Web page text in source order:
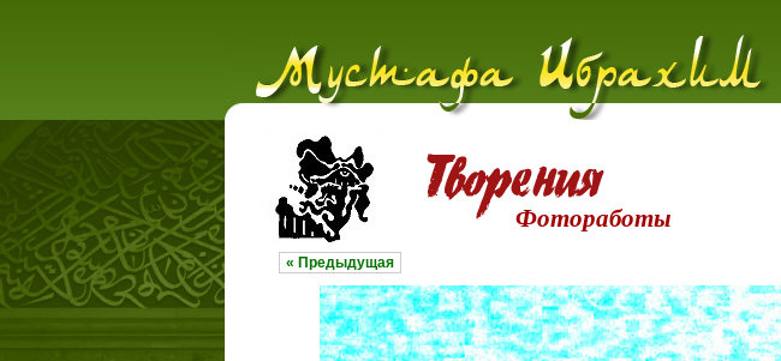
Фотоработы
« Предыдущая